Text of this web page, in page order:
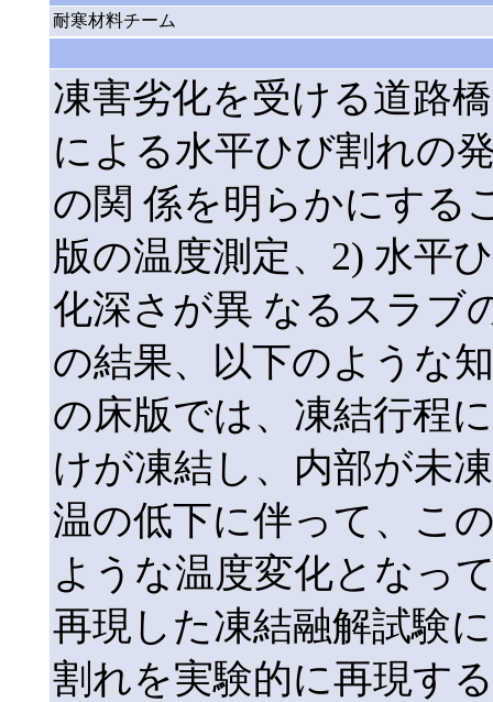
耐寒材料チーム
凍害劣化を受ける道路
による水平ひび割れの
の関 係を明らかにする
版の温度測定、2) 水平
化深さが異 なるスラブ
の結果、以下のような
の床版では、凍結行程
けが凍結し、内部が未
温の低下に伴って、こ
ような温度変化となっ
再現した凍結融解試験
割れを実験的に再現す